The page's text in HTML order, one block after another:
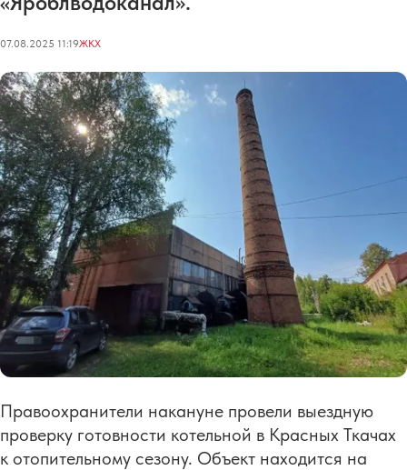
07.08.2025 11:19ЖКХ
Правоохранители накануне провели выездную
проверку готовности котельной в Красных Ткачах
к отопительному сезону. Объект находится на